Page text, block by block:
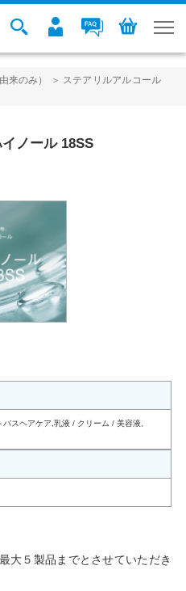
来のみ）
＞ ステアリルアルコール
ノール 18SS
バスヘアケア,乳液 / クリーム / 美容液,
大５製品までとさせていただき